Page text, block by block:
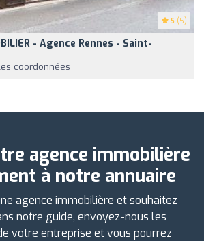
5 (5)
- Agence Rennes - Saint-
coordonnées
agence immobilière
à notre annuaire
agence immobilière et souhaitez
notre guide, envoyez-nous les
votre entreprise et vous pourrez